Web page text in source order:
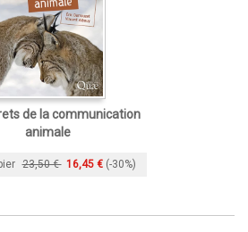
de la communication
animale
23,50 € 16,45 € (-30%)